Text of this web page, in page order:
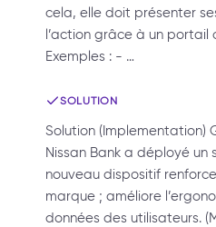
cela, elle doit présenter
l’action grâce à un portail
Exemples : - …
SOLUTION
Solution (Implementation)
Nissan Bank a déployé un
nouveau dispositif
marque ; améliore
données des utilisateurs.